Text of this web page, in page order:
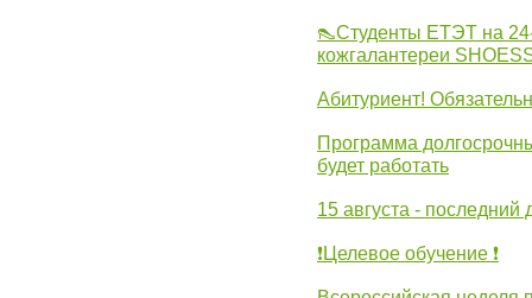
👠Студенты ЕТЭТ на
кожгалантереи
Абитуриент!
Программа
будет работать
15 августа - последний
❗Целевое обучение ❗